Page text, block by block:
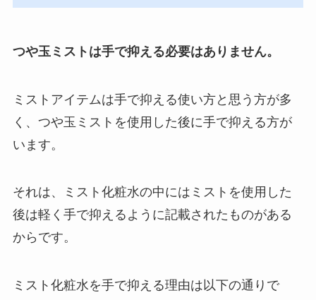
つや玉ミストは手で抑える必要はありません。
ミストアイテムは手で抑える使い方と思う方が多
く、つや玉ミストを使用した後に手で抑える方が
います。
それは、ミスト化粧水の中にはミストを使用した
後は軽く手で抑えるように記載されたものがある
からです。
ミスト化粧水を手で抑える理由は以下の通りで